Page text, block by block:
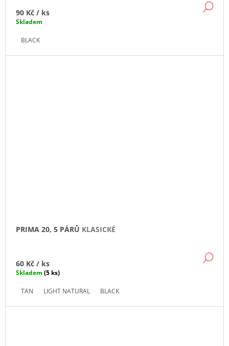
90 Kč / ks
Skladem
BLACK
PRIMA 20, 5 PÁRŮ KLASICKÉ
60 Kč / ks
Skladem (5 ks)
TAN LIGHT NATURAL BLACK